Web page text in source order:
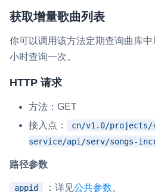
获取增量歌曲列表
你可以调用该方法定期查询曲库
小时查询一次。
HTTP 请求
方法：GET
接入点：
cn/v1.0/
service/api/serv/songs-
路径参数
appid ：详见公共参数。